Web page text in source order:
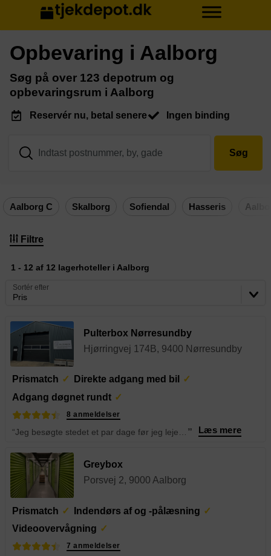
Opbevaring i Aalborg
Søg på over 123 depotrum og
opbevaringsrum i Aalborg
Reservér nu, betal senere Ingen binding
Søg
Aalborg C Skalborg Sofiendal Hasseris
Filtre
1 - 12 af 12 lagerhoteller i Aalborg
Pris
Sortér efter
Pulterbox Nørresundby
Hjørringvej 174B, 9400 Nørresundby
Prismatch
Direkte adgang med bil
Adgang døgnet rundt
8 anmeldelser
” Læs mere
Greybox
Porsvej 2, 9000 Aalborg
Prismatch
Indendørs af og -pålæsning
Videoovervågning
7 anmeldelser